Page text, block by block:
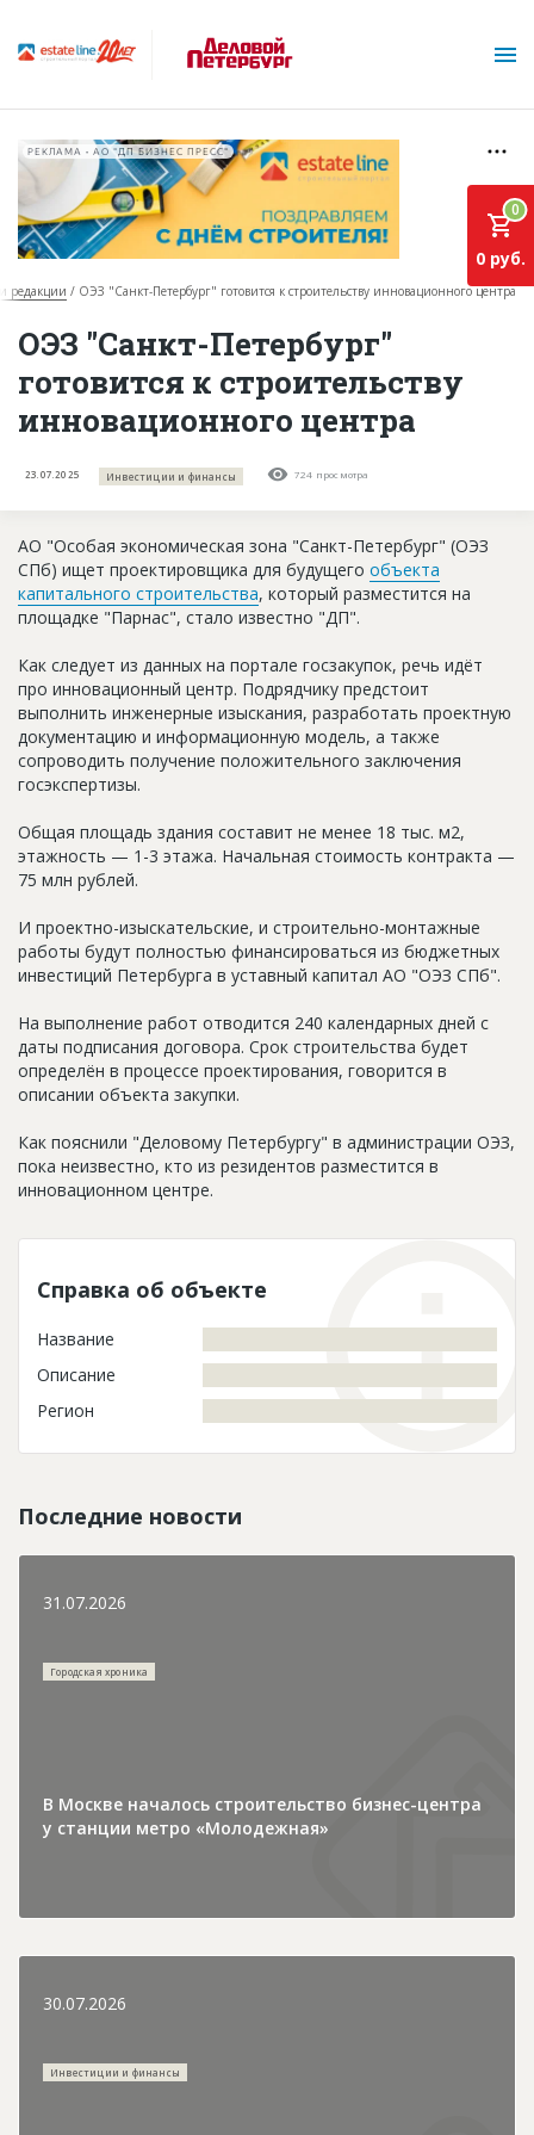
О проекте
Горячие объекты
База строящихся объектов
Инвестпроекты
Глоссарий
Новости
Платные услуги
Правила работы
Контакты
Личный кабинет
РЕКЛАМА • АО "ДП БИЗНЕС ПРЕСС"
редакции ОЭЗ "Санкт-Петербург" готовится к строительству инновационного центра
ОЭЗ "Санкт-Петербург"
готовится к строительству
инновационного центра
23.07.2025 Инвестиции и финансы 724 просмотра
0
0 руб.
АО "Особая экономическая зона "Санкт-Петербург" (ОЭЗ
СПб) ищет проектировщика для будущего объекта
капитального строительства, который разместится на
площадке "Парнас", стало известно "ДП".
Как следует из данных на портале госзакупок, речь идёт
про инновационный центр. Подрядчику предстоит
выполнить инженерные изыскания, разработать проектную
документацию и информационную модель, а также
сопроводить получение положительного заключения
госэкспертизы.
Общая площадь здания составит не менее 18 тыс. м2,
этажность — 1-3 этажа. Начальная стоимость контракта —
75 млн рублей.
И проектно-изыскательские, и строительно-монтажные
работы будут полностью финансироваться из бюджетных
инвестиций Петербурга в уставный капитал АО "ОЭЗ СПб".
На выполнение работ отводится 240 календарных дней с
даты подписания договора. Срок строительства будет
определён в процессе проектирования, говорится в
описании объекта закупки.
Как пояснили "Деловому Петербургу" в администрации ОЭЗ,
пока неизвестно, кто из резидентов разместится в
инновационном центре.
Справка об объекте
Название
Описание
Регион
Последние новости
31.07.2026
Городская хроника
В Москве началось строительство бизнес-центра
у станции метро «Молодежная»
30.07.2026
Инвестиции и финансы